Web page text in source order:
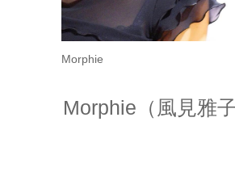
Morphie
Morphie（風見雅